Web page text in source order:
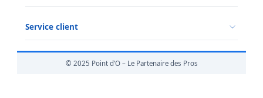
Conditions générales de vente
Mentions légales
Service client
Informations livraison© 2025 Point d’O – Le Partenaire des Pros